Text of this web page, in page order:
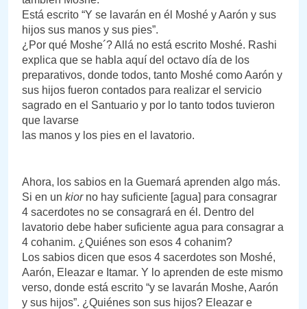
Está escrito “Y se lavarán en él Moshé y Aarón y sus
hijos sus manos y sus pies”.
¿Por qué Moshe´? Allá no está escrito Moshé. Rashi
explica que se habla aquí del octavo día de los
preparativos, donde todos, tanto Moshé como Aarón y
sus hijos fueron contados para realizar el servicio
sagrado en el Santuario y por lo tanto todos tuvieron
que lavarse
las manos y los pies en el lavatorio.
Ahora, los sabios en la Guemará aprenden algo más.
Si en un kior no hay suficiente [agua] para consagrar
4 sacerdotes no se consagrará en él. Dentro del
lavatorio debe haber suficiente agua para consagrar a
4 cohanim. ¿Quiénes son esos 4 cohanim?
Los sabios dicen que esos 4 sacerdotes son Moshé,
Aarón, Eleazar e Itamar. Y lo aprenden de este mismo
verso, donde está escrito “y se lavarán Moshe, Aarón
y sus hijos”. ¿Quiénes son sus hijos? Eleazar e